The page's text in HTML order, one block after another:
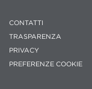
CONTATTI
TRASPARENZA
PRIVACY
PREFERENZE COOKIE